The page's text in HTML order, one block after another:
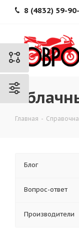
8 (4832) 59-
Главная -
Блог
Вопрос-ответ
Производители